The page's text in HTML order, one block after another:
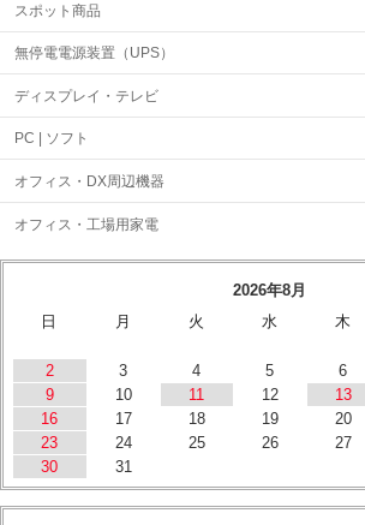
スポット商品
無停電電源装置（UPS）
ディスプレイ・テレビ
PC | ソフト
オフィス・DX周辺機器
オフィス・工場用家電
2026年8月
日
月 火 水 木
2
3 4 5 6
9
10 11 12 13
16
17 18 19 20
23
24 25 26 27
30
31